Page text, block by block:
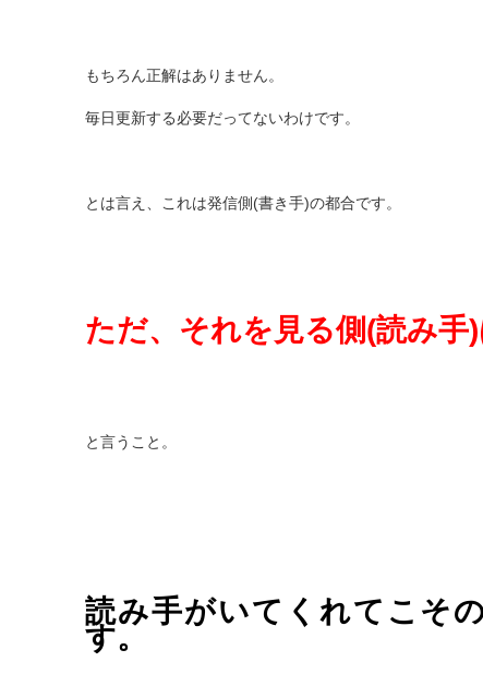
もちろん正解はありません。
毎日更新する必要だってないわけです。
とは言え、これは発信側(書き手)の都合です。
ただ、それを見る側(読み
と言うこと。
読み手がいてくれてこそ
す。